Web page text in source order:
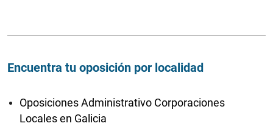
Encuentra tu oposición por localidad
Oposiciones Administrativo Corporaciones
Locales en Galicia